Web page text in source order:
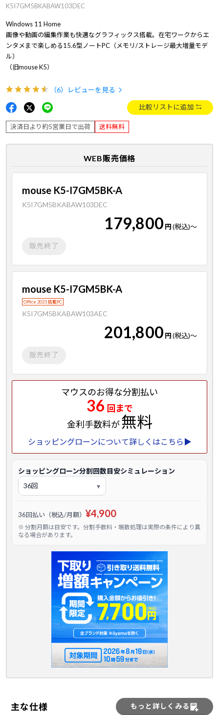
K5I7GM5BKABAW103DEC
Windows 11 Home
画像や動画の編集作業も快適なグラフィックス搭載。在宅ワークからエ
ンタメまで楽しめる15.6型ノートPC（メモリ/ストレージ最大増量モデ
ル）
（旧mouse K5）
（6） レビューを見る
比較リストに追加
決済日より約5営業日で出荷 送料無料
WEB販売価格
mouse K5-I7GM5BK-A
K5I7GM5BKABAW103DEC
179,800 円(税込)～
販売終了
mouse K5-I7GM5BK-A
Office 2021 搭載PC
K5I7GM5BKABAW103AEC
201,800 円(税込)～
販売終了
マウスのお得な分割払い
36 回まで
金利手数料が無料
ショッピングローンについて詳しくはこちら▶
ショッピングローン分割回数目安シミュレーション
36回払い（税込/月額） ¥4,900
※ 分割月額は目安です。分割手数料・端数処理は実際の条件により異
なる場合があります。
主な仕様 もっと詳しくみる